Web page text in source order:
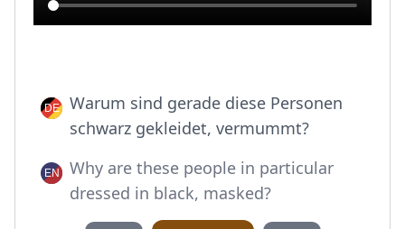
Warum sind gerade diese Personen
schwarz gekleidet, vermummt?
Why are these people in particular
dressed in black, masked?